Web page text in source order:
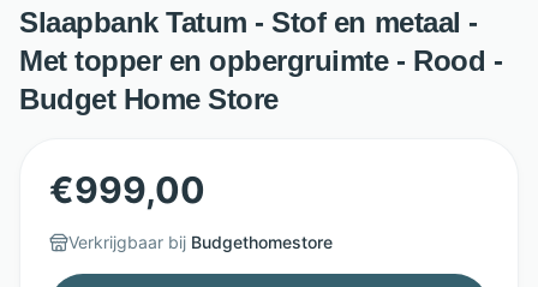
Slaapbank Tatum - Stof en metaal -
Met topper en opbergruimte - Rood -
Budget Home Store
€999,00
Verkrijgbaar bij Budgethomestore